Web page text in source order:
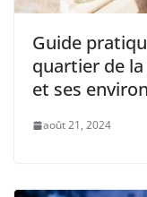
Guide
quartier de
et ses
août 21, 2024